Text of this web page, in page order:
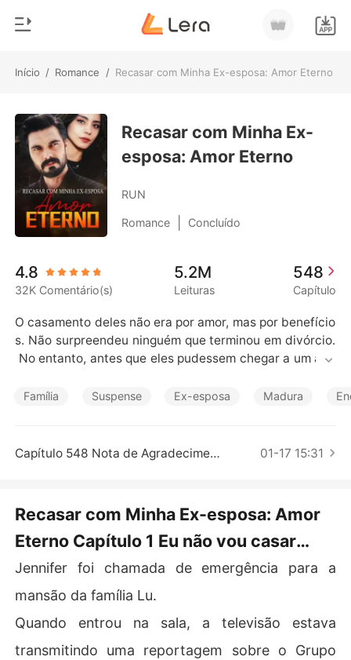
Início / Romance / Recasar com Minha Ex-esposa: Amor Eterno
0
Loja
Histórico
Sair
Baixar App
Gênero
Moderno
Lobisomem
Contos
Bilionários
Contos Curtos
Recasar com Minha Ex-
esposa: Amor Eterno
RUN
Romance Concluído
4.8
32K Comentário(s)
5.2M
Leituras
548
Capítulo
O casamento deles não era por amor, mas por benefício
s. Não surpreendeu ninguém que terminou em divórcio.
No entanto, antes que eles pudessem chegar a um aco
O que ela não esperava era que ele usasse os negócios
o.
Família Suspense Ex-esposa Madura
Capítulo 548 Nota de Agradecimento 01-17 15:31
Recasar com Minha Ex-esposa: Amor
Eterno Capítulo 1 Eu não vou casar
com ele
Jennifer foi chamada de emergência para a
mansão da família Lu.
Quando entrou na sala, a televisão estava
transmitindo uma reportagem sobre o Grupo